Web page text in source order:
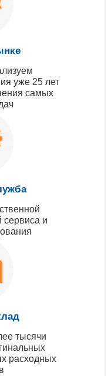
уже 25 лет
самых
сервиса и
тысячи
расходных